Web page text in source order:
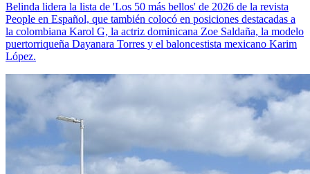
Belinda lidera la lista de 'Los 50 más bellos' de 2026 de la revista
People en Español, que también colocó en posiciones destacadas a
la colombiana Karol G, la actriz dominicana Zoe Saldaña, la modelo
puertorriqueña Dayanara Torres y el baloncestista mexicano Karim
López.